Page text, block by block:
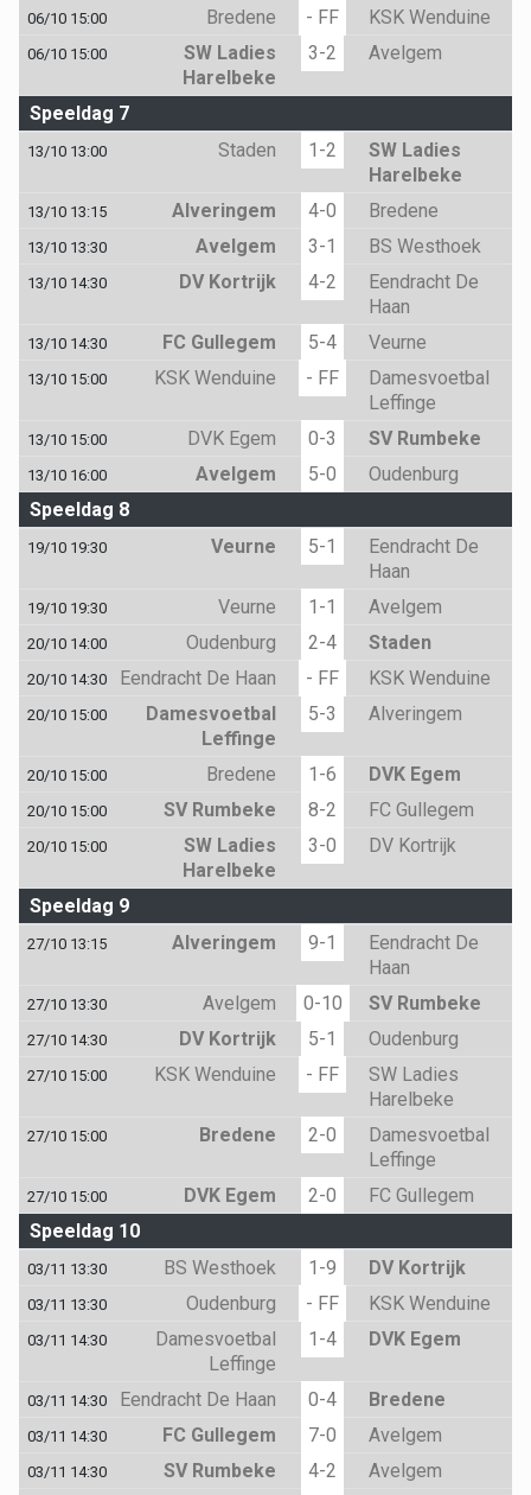
06/10 15:00 Bredene - FF KSK Wenduine
06/10 15:00
SW Ladies
Harelbeke
3-2 Avelgem
Speeldag 7
13/10 13:00 Staden 1-2
SW Ladies
Harelbeke
13/10 13:15 Alveringem 4-0 Bredene
13/10 13:30 Avelgem 3-1 BS Westhoek
13/10 14:30 DV Kortrijk 4-2
Eendracht De
Haan
13/10 14:30 FC Gullegem 5-4 Veurne
13/10 15:00 KSK Wenduine - FF
Damesvoetbal
Leffinge
13/10 15:00 DVK Egem 0-3 SV Rumbeke
13/10 16:00 Avelgem 5-0
Oudenburg
Speeldag 8
19/10 19:30 Veurne 5-1
Eendracht De
Haan
19/10 19:30 Veurne 1-1 Avelgem
20/10 14:00 Oudenburg 2-4 Staden
20/10 14:30 Eendracht De Haan - FF KSK Wenduine
20/10 15:00
Damesvoetbal
Leffinge
5-3 Alveringem
20/10 15:00 Bredene 1-6 DVK Egem
20/10 15:00 SV Rumbeke 8-2 FC Gullegem
20/10 15:00
SW Ladies
Harelbeke
3-0 DV Kortrijk
Speeldag 9
27/10 13:15 Alveringem 9-1
Eendracht De
Haan
27/10 13:30 Avelgem 0-10 SV Rumbeke
27/10 14:30 DV Kortrijk 5-1 Oudenburg
27/10 15:00 KSK Wenduine - FF
SW Ladies
Harelbeke
27/10 15:00 Bredene 2-0
Damesvoetbal
Leffinge
27/10 15:00 DVK Egem 2-0
FC Gullegem
Speeldag 10
03/11 13:30 BS Westhoek 1-9 DV Kortrijk
03/11 13:30 Oudenburg - FF KSK Wenduine
03/11 14:30
Damesvoetbal
Leffinge
1-4 DVK Egem
03/11 14:30 Eendracht De Haan 0-4 Bredene
03/11 14:30 FC Gullegem 7-0 Avelgem
03/11 14:30 SV Rumbeke 4-2 Avelgem